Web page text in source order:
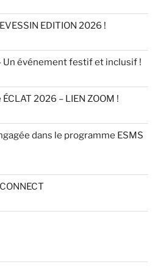
EDITION 2026 !
Un événement festif et inclusif !
2026 – LIEN ZOOM !
dans le programme ESMS